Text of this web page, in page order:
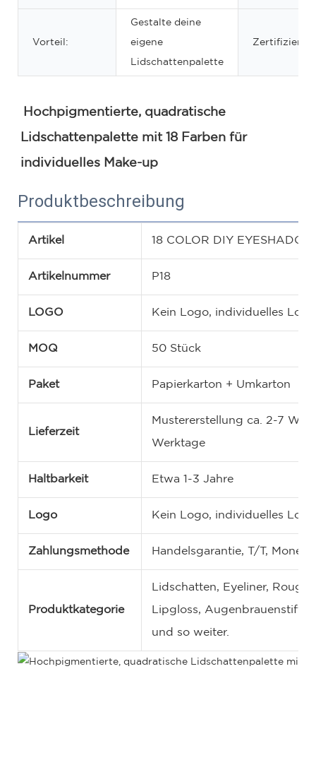
Vorteil:
Gestalte deine
eigene
Lidschattenpalette
Hochpigmentierte, quadratische
Lidschattenpalette mit 18 Farben für
individuelles Make-up
Produktbeschreibung
Artikel 18 COLOR DIY
Artikelnummer P18
LOGO Kein Logo, individuelles
MOQ 50 Stück
Paket Papierkarton + Umkarton
Lieferzeit
Mustererstellung ca. 2-7
Werktage
Haltbarkeit Etwa 1-3 Jahre
Logo Kein Logo, individuelles
Zahlungsmethode Handelsgarantie, T/T,
Produktkategorie
Lidschatten, Eyeliner,
Lipgloss, Augenbrauenstift,
und so weiter.